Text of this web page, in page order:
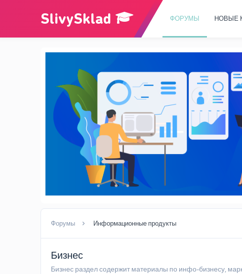
ФОРУМЫ НОВЫЕ
Форумы Информационные продукты
Бизнес
Бизнес раздел содержит материалы по инфо-бизнесу,